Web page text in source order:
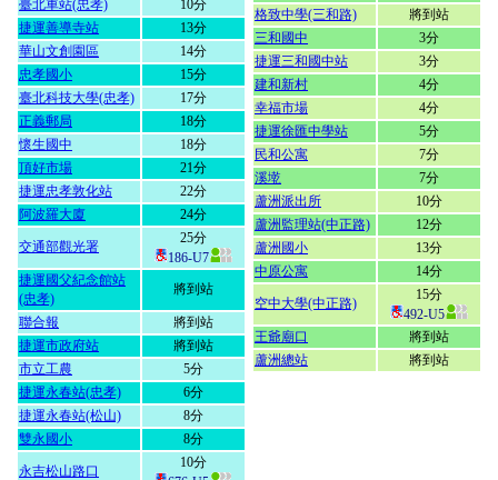
臺北車站(忠孝)
10分
捷運善導寺站
13分
華山文創園區
14分
忠孝國小
15分
臺北科技大學(忠孝)
17分
正義郵局
18分
懷生國中
18分
頂好市場
21分
捷運忠孝敦化站
22分
阿波羅大廈
24分
交通部觀光署
25分
186-U7
捷運國父紀念館站
(忠孝)
將到站
聯合報
將到站
捷運市政府站
將到站
市立工農
5分
捷運永春站(忠孝)
6分
捷運永春站(松山)
8分
雙永國小
8分
永吉松山路口
10分
格致中學(三和路)
將到站
三和國中
3分
捷運三和國中站
3分
建和新村
4分
幸福市場
4分
捷運徐匯中學站
5分
民和公寓
7分
溪墘
7分
蘆洲派出所
10分
蘆洲監理站(中正路)
12分
蘆洲國小
13分
中原公寓
14分
空中大學(中正路)
15分
492-U5
王爺廟口
將到站
蘆洲總站
將到站